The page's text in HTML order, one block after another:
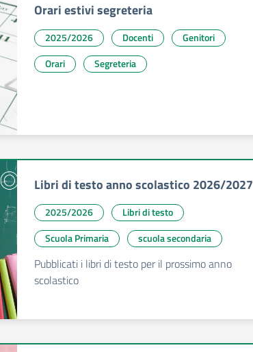
Orari estivi segreteria
2025/2026 Docenti
Genitori
Orari
Segreteria
Libri di testo anno scolastico 2026/2027
2025/2026
Libri di testo
Scuola Primaria
scuola secondaria
Pubblicati i libri di testo per il prossimo anno
scolastico